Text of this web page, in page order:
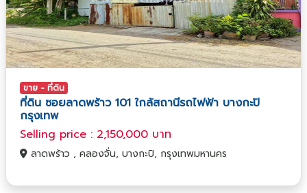
ขาย - ที่ดิน
ที่ดิน ซอยลาดพร้าว 101 ใกล้สถานีรถไฟฟ้า บางกะปิ
กรุงเทพ
Selling price : 2,150,000 บาท
ลาดพร้าว , คลองจั่น, บางกะปิ, กรุงเทพมหานคร